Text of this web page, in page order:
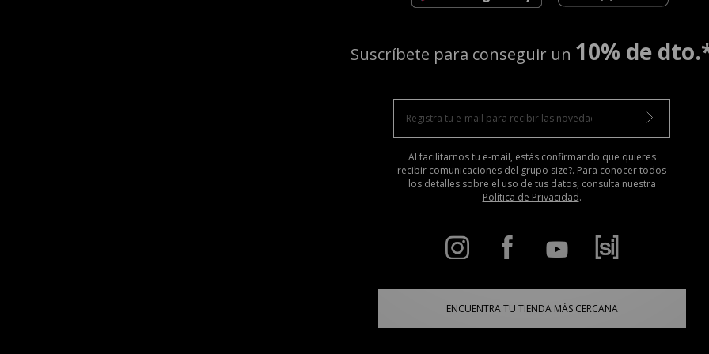
Suscríbete para conseguir un 10% de
Al facilitarnos tu e-mail, estás confirmando que quieres
recibir comunicaciones del grupo size?. Para conocer todos
los detalles sobre el uso de tus datos, consulta nuestra
Política de Privacidad.
ENCUENTRA TU TIENDA MÁS CERCANA